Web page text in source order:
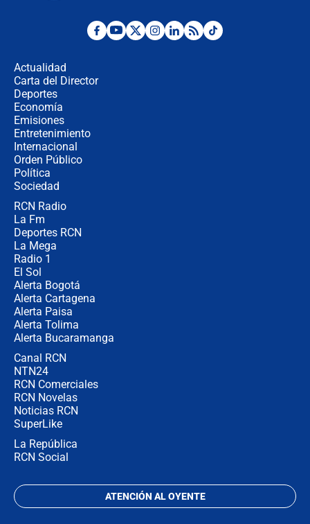
Desde dermatitis hasta infecciones:
Actualidad
Carta del Director
Deportes
Economía
Emisiones
Entretenimiento
Internacional
Orden Público
Política
Sociedad
RCN Radio
La Fm
Deportes RCN
La Mega
Radio 1
El Sol
Alerta Bogotá
Alerta Cartagena
Alerta Paisa
Alerta Tolima
Alerta Bucaramanga
Canal RCN
NTN24
RCN Comerciales
RCN Novelas
Noticias RCN
SuperLike
La República
RCN Social
ATENCIÓN AL OYENTE